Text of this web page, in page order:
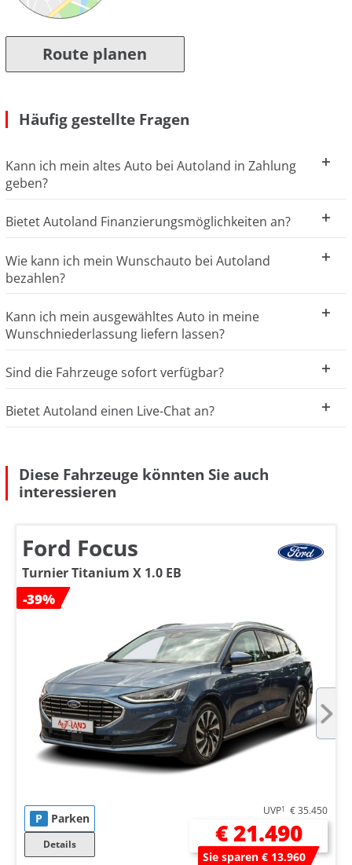
Route planen
Häufig gestellte Fragen
Kann ich mein altes Auto bei Autoland in Zahlung
geben?
Bietet Autoland Finanzierungsmöglichkeiten an?
Wie kann ich mein Wunschauto bei Autoland
bezahlen?
Kann ich mein ausgewähltes Auto in meine
Wunschniederlassung liefern lassen?
Sind die Fahrzeuge sofort verfügbar?
Bietet Autoland einen Live-Chat an?
Diese Fahrzeuge könnten Sie auch
interessieren
Ford Focus
Turnier Titanium X 1.0 EB
-39%
P Parken
Details
UVP1 € 35.450
€ 21.490
Sie sparen € 13.960